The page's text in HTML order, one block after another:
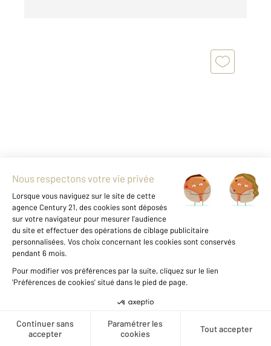
Créer une alerte
DAX 40
, 3 pièces
Ref : 24725
Appartement F3 à vendre
120 000 €
À Dax, dans un quartier recherché et à
commodités, découvrez cette charmante
maison de ville de 72m² habitables. Elle se
compose d'une grande cuisine avec coin